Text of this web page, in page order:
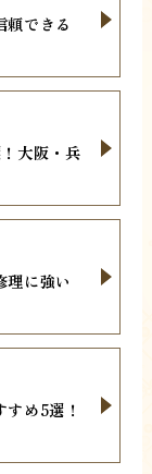
頼できる
大阪・兵
理に強い
め5選！